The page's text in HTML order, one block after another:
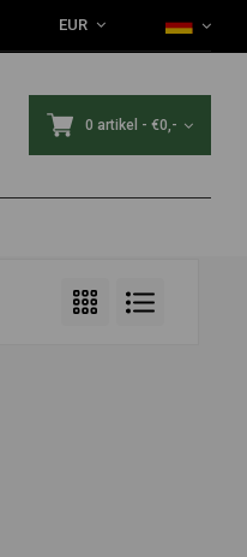
EUR
0 artikel - €0,-